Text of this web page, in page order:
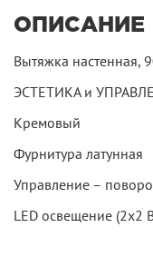
ОПИСАНИЕ
Вытяжка настенная,
ЭСТЕТИКА и
Кремовый
Фурнитура латунная
Управление –
LED освещение (2х2